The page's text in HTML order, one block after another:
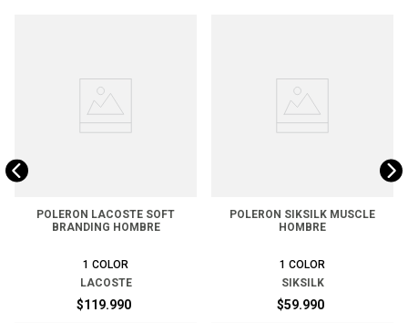
POLERON LACOSTE SOFT
BRANDING HOMBRE
1 COLOR
LACOSTE
$119.990
POLERON SIKSILK MUSCLE
HOMBRE
1 COLOR
SIKSILK
$59.990